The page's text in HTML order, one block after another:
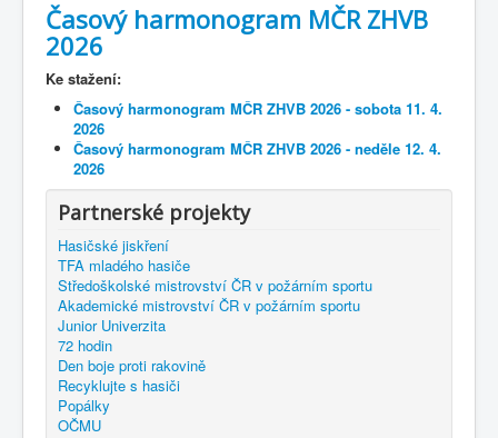
Časový harmonogram MČR ZHVB
2026
Ke stažení:
Časový harmonogram MČR ZHVB 2026 - sobota 11. 4.
2026
Časový harmonogram MČR ZHVB 2026 - neděle 12. 4.
2026
Partnerské projekty
Hasičské jiskření
TFA mladého hasiče
Středoškolské mistrovství ČR v požárním sportu
Akademické mistrovství ČR v požárním sportu
Junior Univerzita
72 hodin
Den boje proti rakovině
Recyklujte s hasiči
Popálky
OČMU